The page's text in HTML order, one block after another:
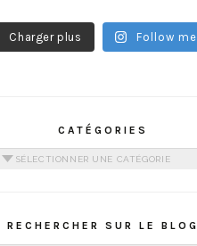
Charger plus Follow me
CATÉGORIES
Catégories
RECHERCHER SUR LE BLOG